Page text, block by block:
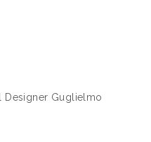
Designer Guglielmo